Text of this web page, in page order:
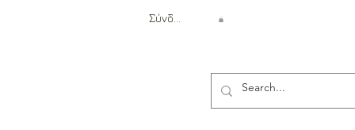
Σύνδεση